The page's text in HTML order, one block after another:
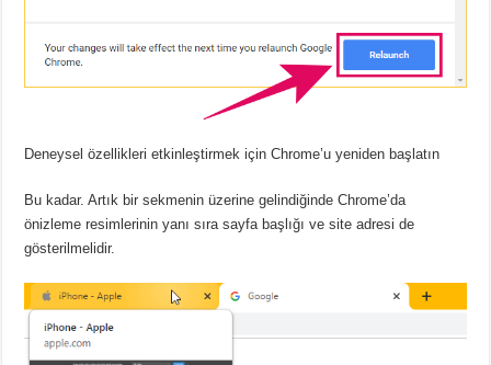
Deneysel özellikleri etkinleştirmek için Chrome’u yeniden başlatın
Bu kadar.Artık bir sekmenin üzerine gelindiğinde Chrome’da
önizleme resimlerinin yanı sıra sayfa başlığı ve site adresi de
gösterilmelidir.